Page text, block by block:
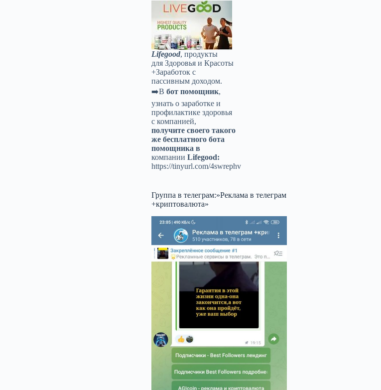
Lifegood, продукты
для Здоровья и Красоты
+Заработок с
пассивным доходом.
➡️Вбот помощник,
узнать о заработке и
профилактике здоровья
с компанией,
получите своего такого
же бесплатного бота
помощника в
компанииLifegood:
https://tinyurl.com/4swrephv
Группа в телеграм:»Реклама в телеграм
+криптовалюта»